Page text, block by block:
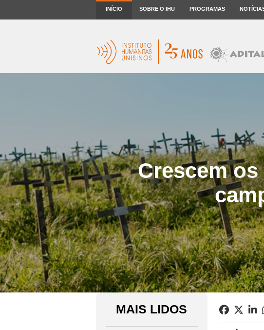
INÍCIO SOBRE O IHU PROGRAMAS
Crescem
MAIS LIDOS